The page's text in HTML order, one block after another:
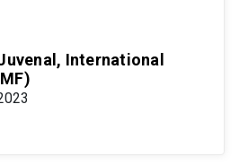
International